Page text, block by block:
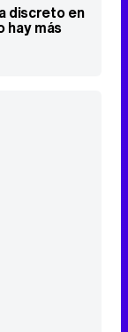
discreto en
hay más